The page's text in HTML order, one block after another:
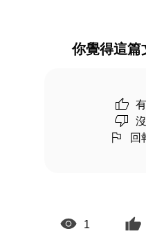
你覺得這篇
回
1